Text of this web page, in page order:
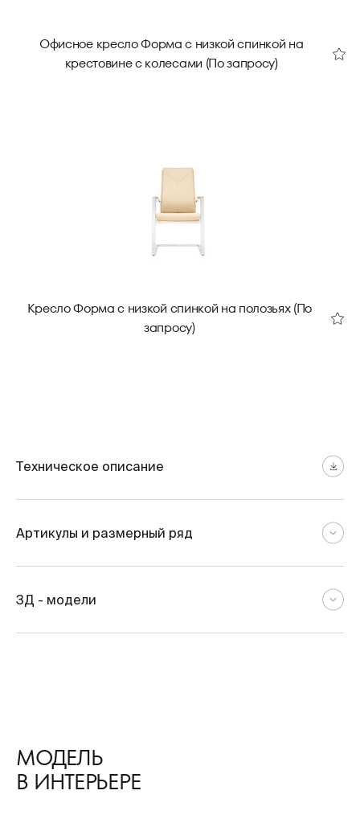
Офисное кресло Форма с низкой спинкой на
крестовине с колесами (По запросу)
Кресло Форма с низкой спинкой на полозьях (По
запросу)
Техническое описание
Артикулы и размерный ряд
3Д - модели
МОДЕЛЬ
В ИНТЕРЬЕРЕ